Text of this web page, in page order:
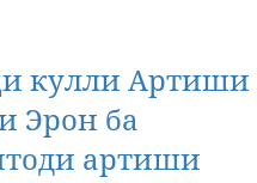
кулли Артиши
Эрон ба
артиши